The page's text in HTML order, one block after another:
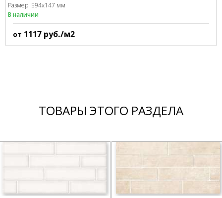
Размер: 594x147 мм
В наличии
от 1117 руб./м2
ТОВАРЫ ЭТОГО РАЗДЕЛА